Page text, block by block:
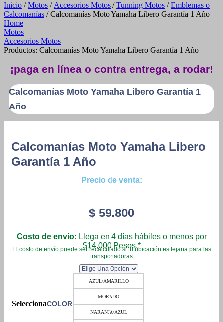
Inicio /Motos / Accesorios Motos /Tunning Motos /Emblemas o
Calcomanías / Calcomanías Moto Yamaha Libero Garantía 1 Año
Home
Motos
Accesorios Motos
Productos: Calcomanías Moto Yamaha Libero Garantía 1 Año
¡paga en línea o contra entrega, a rodar!
Calcomanías Moto Yamaha Libero Garantía 1
Año
Calcomanías Moto Yamaha Libero
Garantía 1 Año
Precio de venta:
$ 59.800
Costo de envío: Llega en 4 días hábiles o menos por
$14.000 Pesos.*
El costo de envío puede ser recalculado si tu ubicación es lejana para las
transportadoras
COLOR
AZUL/AMARILLO
MORADO
NARANJA/AZUL